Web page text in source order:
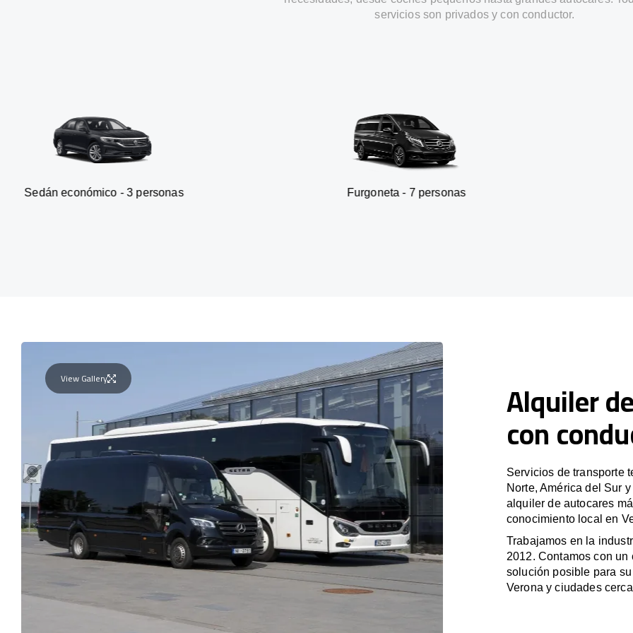
servicios son privados y con conductor.
- 3 personas Furgoneta - 7 personas SUV -
View Gallery Alquiler
con
Servicios de transporte
Norte, América del Sur
alquiler de autocares
conocimiento local en
Trabajamos en la
2012. Contamos con
solución posible para
Verona y ciudades